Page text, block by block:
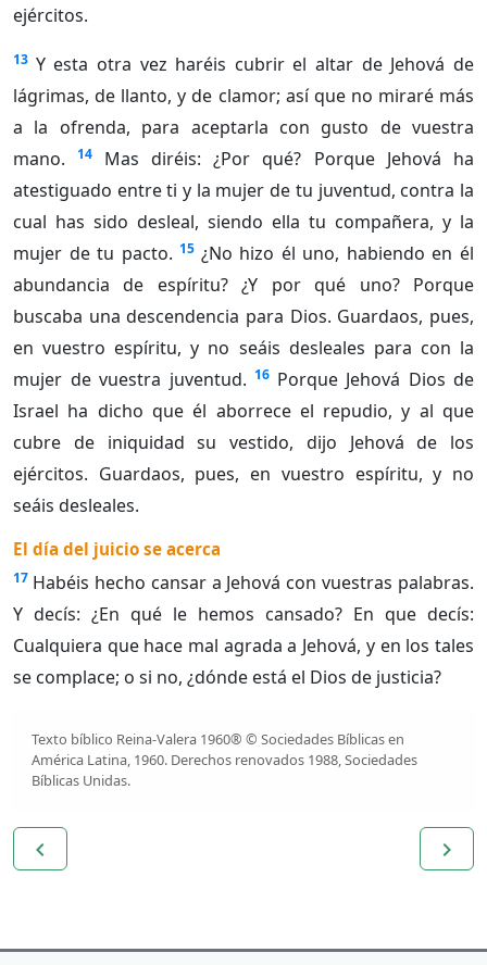
ejércitos.
13 Y esta otra vez haréis cubrir el altar de Jehová de
lágrimas, de llanto, y de clamor; así que no miraré más
a la ofrenda, para aceptarla con gusto de vuestra
mano.
14
Mas diréis: ¿Por qué? Porque Jehová ha
atestiguado entre ti y la mujer de tu juventud, contra la
cual has sido desleal, siendo ella tu compañera, y la
mujer de tu pacto. 15 ¿No hizo él uno, habiendo en él
abundancia de espíritu? ¿Y por qué uno? Porque
buscaba una descendencia para Dios. Guardaos, pues,
en vuestro espíritu, y no seáis desleales para con la
mujer de vuestra juventud. 16 Porque Jehová Dios de
Israel ha dicho que él aborrece el repudio, y al que
cubre de iniquidad su vestido, dijo Jehová de los
ejércitos. Guardaos, pues, en vuestro espíritu, y no
seáis desleales.
El día del juicio se acerca
17 Habéis hecho cansar a Jehová con vuestras palabras.
Y decís: ¿En qué le hemos cansado? En que decís:
Cualquiera que hace mal agrada a Jehová, y en los tales
se complace; o si no, ¿dónde está el Dios de justicia?
Texto bíblico Reina-Valera 1960® © Sociedades Bíblicas en
América Latina, 1960. Derechos renovados 1988, Sociedades
Bíblicas Unidas.
navigate_before navigate_next